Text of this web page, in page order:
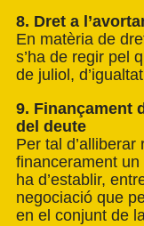
8. Dret a
En matèria de
s’ha de regir pel
de juliol,
9. Finançament
del deute
Per tal
financerament
ha d’establir,
negociació que
en el conjunt de